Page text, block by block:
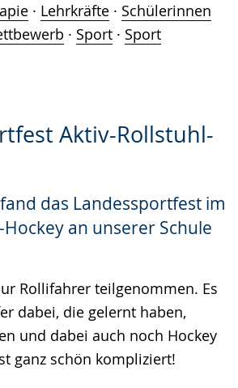
· Lehrkräfte · Schülerinnen
· Sport · Sport
Aktiv-Rollstuhl-
das Landessportfest im
an unserer Schule
Rollifahrer teilgenommen. Es
dabei, die gelernt haben,
und dabei auch noch Hockey
ganz schön kompliziert!